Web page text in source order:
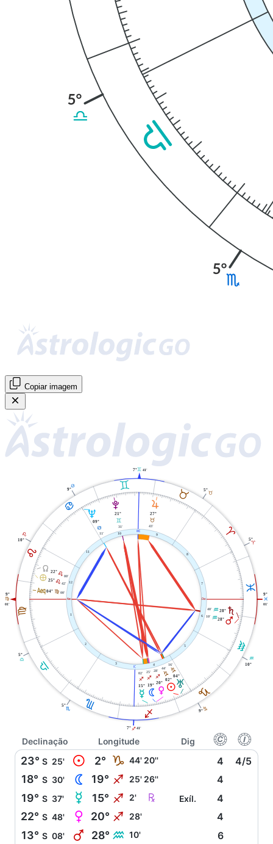
Copiar imagem
A
B
C
D
E
F
G
H
I
J
K
L
1
W
2
3 4
j
5
6
7
i
8
9
10 X
11
12
F
9°
01'
G
5°
H
5°
I
7° 41'
J
9°
K
10°
L
9°
01'
A
5°
B
5°
C
7° 41'
D
9°
E
10°
O
15°
I
02'
N
19°
I
25'
P
20°
I
28'
M
02°
J
44'
T
04°
J
16'
Q
28°
K
10'
S
28°
K
40'
R
27°
B
43'
V
21°
C
31'
U
09°
D
11'
Y 22°E 00'
È 25°E 42'
l04° F 00'
Declinação Longitude Dig f g
23° S 25' M 2° J 44' 20'' 4 4/5
18° S 30' N 19° I 25' 26'' 4
19° S 37' O 15° I 2' Ç Exíl. 4
22° S 48' P 20° I 28' 4
13° S 08' Q 28° K 10' 6